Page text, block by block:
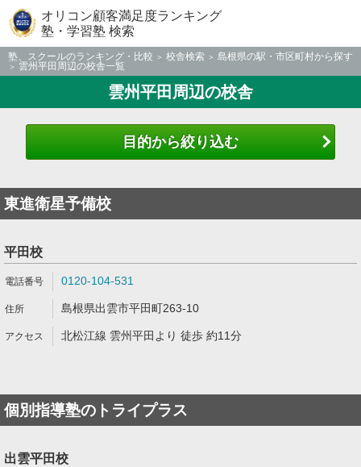
オリコン顧客満足度ランキング
塾・学習塾 検索
塾、スクールのランキング・比較 校舎検索
島根県の駅・市区町村から探す
雲州平田周辺の校舎一覧
雲州平田周辺の校舎
目的から絞り込む
東進衛星予備校
平田校
0120-104-531
島根県出雲市平田町263-10
北松江線 雲州平田より 徒歩 約11分
個別指導塾のトライプラス
出雲平田校